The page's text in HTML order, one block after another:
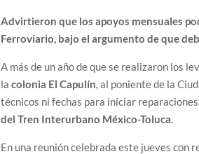
Advirtieron que los apoyos mensuales
Ferroviario, bajo el argumento de que
A más de un año de que se realizaron los
lacolonia El Capulín, al poniente de la
técnicos ni fechas para iniciar
del Tren Interurbano México-Toluca.
En una reunión celebrada este jueves con